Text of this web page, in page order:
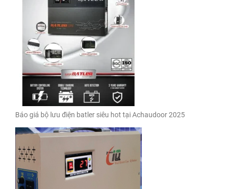
Báo giá bộ lưu điện batler siêu hot tại Achaudoor 2025